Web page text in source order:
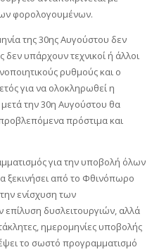
φορολογουμένων.
της 30ης Αυγούστου δεν
υπάρχουν τεχνικοί ή άλλοι
ρυθμούς και ο
για να ολοκληρωθεί η
την 30η Αυγούστου θα
πρόστιμα και
για την υποβολή όλων
ξεκινήσει από το Φθινόπωρο
ενίσχυση των
δυσλειτουργιών, αλλά
ημερομηνίες υποβολής
το σωστό προγραμματισμό